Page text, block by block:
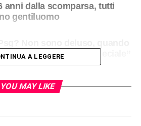
anni dalla scomparsa, tutti
gentiluomo
Sinner, un rapporto speciale”
A LEGGERE
YOU MAY LIKE